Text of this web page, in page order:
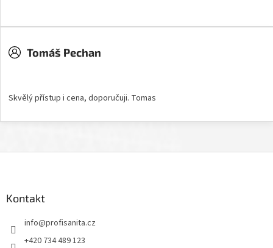
Tomáš Pechan
Skvělý přístup i cena, doporučuji. Tomas
Kontakt
info@profisanita.cz
+420 734 489 123